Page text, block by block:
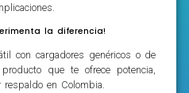
la diferencia!
con cargadores genéricos o de
que te ofrece potencia,
en Colombia.